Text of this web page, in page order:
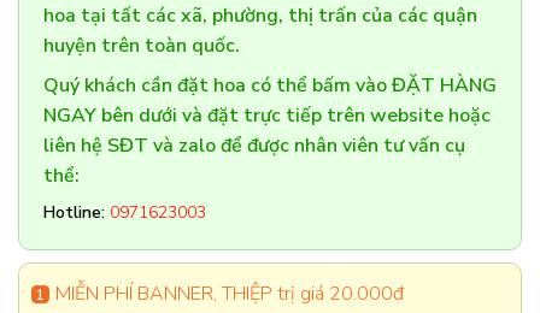
hoa tại tất các xã, phường, thị trấn của các quận
huyện trên toàn quốc.
Quý khách cần đặt hoa có thể bấm vào ĐẶT HÀNG
NGAY bên dưới và đặt trực tiếp trên website hoặc
liên hệ SĐT và zalo để được nhân viên tư vấn cụ
thể:
Hotline: 0971623003
MIỄN PHÍ BANNER, THIỆP trị giá 20.000đ